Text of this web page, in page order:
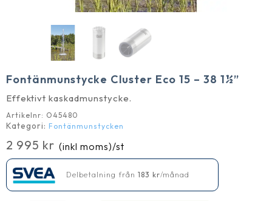
Fontänmunstycke Cluster Eco 15 – 38 1½”
Effektivt kaskadmunstycke.
Artikelnr: O45480
Kategori: Fontänmunstycken
2 995 kr (inkl moms)/st
Delbetalning från 183 kr/månad